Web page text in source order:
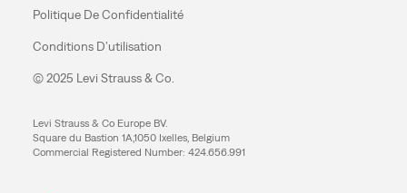
Politique De Confidentialité
Conditions D’utilisation
© 2025 Levi Strauss & Co.
Levi Strauss & Co Europe BV.
Square du Bastion 1A,1050 Ixelles, Belgium
Commercial Registered Number: 424.656.991